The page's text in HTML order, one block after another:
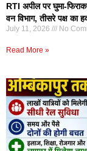
RTI अपील पर घुमा-
वन विभाग, तीसरे पक्ष का
July 11, 2026 No
Read More »